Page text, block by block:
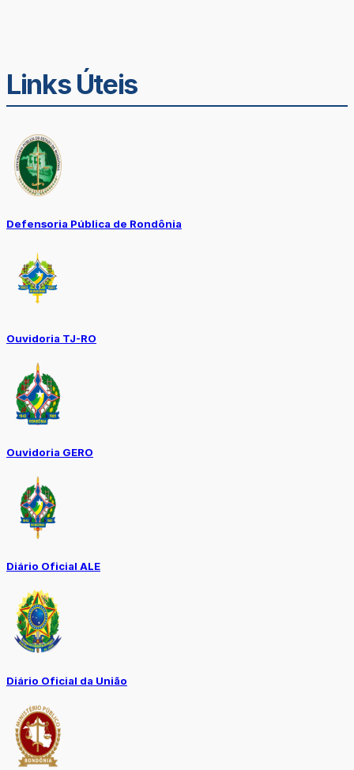
Links Úteis
Defensoria Pública de Rondônia
Ouvidoria TJ-RO
Ouvidoria GERO
Diário Oficial ALE
Diário Oficial da União